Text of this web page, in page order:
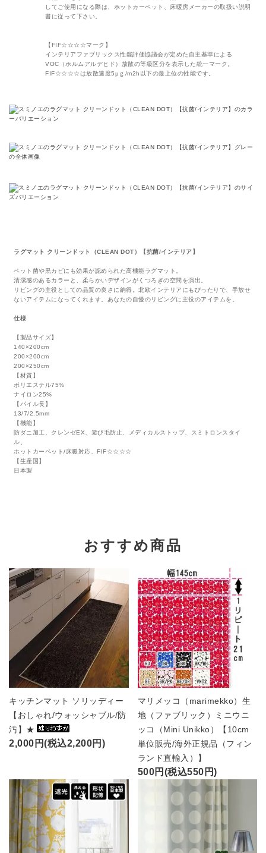
してご使用になる際は、ホットカーペット、床暖房メーカーの取扱い説明
書に従って下さい。
【FIF☆☆☆☆マーク】
インテリアファブリックス性能評価協議会が定めた自主基準による
VOC（ホルムアルデヒド）放散の等級区分を表示した統一マーク。
FIF☆☆☆☆は放散速度5μｇ/m2h以下の最上位の性能です。
ラグマット クリーンドット（CLEAN DOT）【抗菌/インテリア】
ペット菌や黒カビにも効果が認められた高機能ラグマット。
清潔感のあるカラーと、柔らかいデザインがくつろぎの空間を演出。
リビングの主役としての品質の良さに納得。北欧インテリアにもぴったりで、手放せ
ないアイテムになってくれます。あなたの自慢のリビングに主役のアイテムを。
仕様
【製品サイズ】
140×200cm
200×200cm
200×250cm
【材質】
ポリエステル75%
ナイロン25%
【パイル長】
13/7/2.5mm
【機能】
防ダニ加工、クレンゼEX、遊び毛防止、メディカルストップ、スミトロンスタイ
ル、
ホットカーペット/床暖対応、FIF☆☆☆☆
【生産国】
日本製
おすすめ商品
キッチンマット ソリッディー
【おしゃれ/ウォッシャブル/防
汚】★
2,000円(税込2,200円)
マリメッコ（marimekko）生
地（ファブリック）ミニウニ
ッコ（Mini Unikko）【10cm
単位販売/海外正規品（フィン
ランド直輸入）】
500円(税込550円)